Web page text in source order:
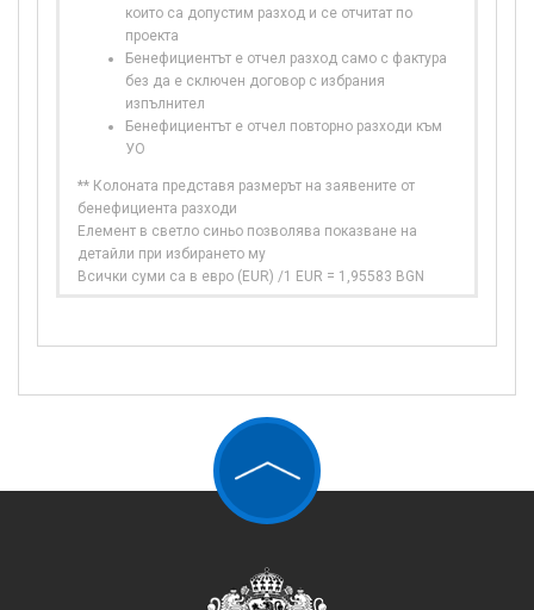
които са допустим разход и се отчитат по
проекта
Бенефициентът е отчел разход само с фактура
без да е сключен договор с избрания
изпълнител
Бенефициентът е отчел повторно разходи към
УО
** Колоната представя размерът на заявените от
бенефициента разходи
Елемент в светло синьо позволява показване на
детайли при избирането му
Всички суми са в евро (EUR) /1 EUR = 1,95583 BGN